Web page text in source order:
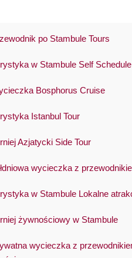
po Stambule Tours
w Stambule Self Schedule
Bosphorus Cruise
Istanbul Tour
Azjatycki Side Tour
wycieczka z
w Stambule Lokalne
żywnościowy w Stambule
wycieczka z